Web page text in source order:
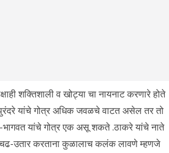
शक्तिशाली व खोट्या चा नायनाट करणारे होते
पुरंदरे यांचे गोत्र अधिक जवळचे वाटत असेल तर तो
यांचे गोत्र एक असू शकते .ठाकरे यांचे नाते
चढ-उतार करताना कुळालाच कलंक लावणे म्हणजे